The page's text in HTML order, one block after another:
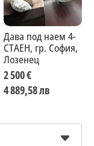
Дава под наем 4-
СТАЕН, гр. София,
Лозенец
2 500 €
4 889,58 лв